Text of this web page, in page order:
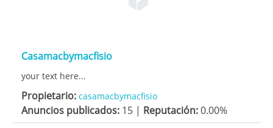
Casamacbymacfisio
your text here...
Propietario: casamacbymacfisio
Anuncios publicados: 15 | Reputación:0.00%